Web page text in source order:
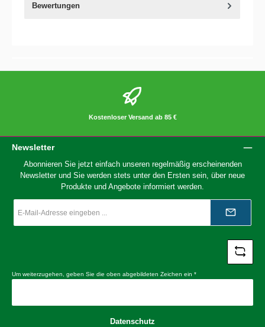
Bewertungen
Kostenloser Versand ab 85 €
Newsletter
Abonnieren Sie jetzt einfach unseren regelmäßig erscheinenden
Newsletter und Sie werden stets unter den Ersten sein, über neue
Produkte und Angebote informiert werden.
Mail-
*
Um weiterzugehen, geben Sie die oben abgebildeten Zeichen ein *
Datenschutz